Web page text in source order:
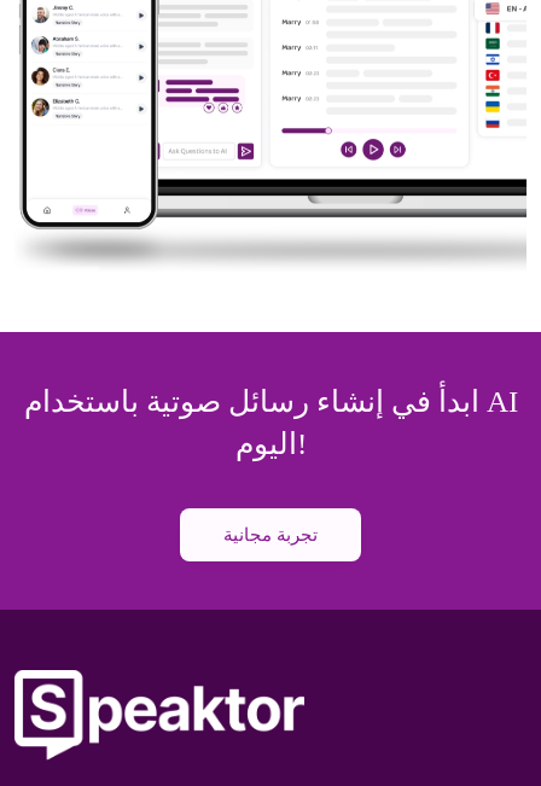
ابدأ في إنشاء رسائل صوتية باستخدام AI
اليوم!
تجربة مجانية